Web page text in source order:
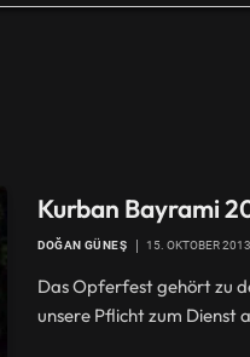
Kurban Bayrami
DOĞAN GÜNEŞ 15. OKTOBER 2013
Das Opferfest gehört zu
unsere Pflicht zum Dienst